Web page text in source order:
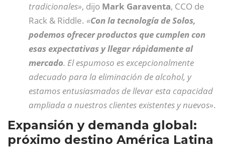
tradicionales», dijo Mark Garaventa, CCO de
Rack & Riddle. «Con la tecnología de Solos,
podemos ofrecer productos que cumplen con
esas expectativas y llegar rápidamente al
mercado. El espumoso es excepcionalmente
adecuado para la eliminación de alcohol, y
estamos entusiasmados de llevar esta capacidad
ampliada a nuestros clientes existentes y nuevos».
Expansión y demanda global:
próximo destino América Latina